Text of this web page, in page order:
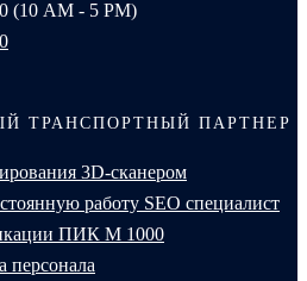
(10 AM - 5 PM)
ТРАНСПОРТНЫЙ ПАРТНЕР
3D-сканером
работу SEO специалист
ПИК М 1000